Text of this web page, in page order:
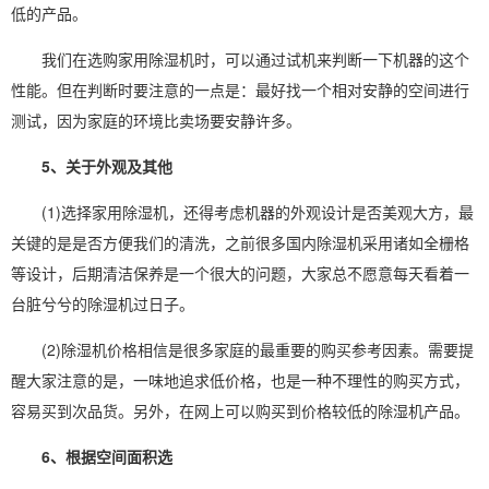
低的产品。
我们在选购家用除湿机时，可以通过试机来判断一下机器的这个
性能。但在判断时要注意的一点是：最好找一个相对安静的空间进行
测试，因为家庭的环境比卖场要安静许多。
5、关于外观及其他
(1)选择家用除湿机，还得考虑机器的外观设计是否美观大方，最
关键的是是否方便我们的清洗，之前很多国内除湿机采用诸如全栅格
等设计，后期清洁保养是一个很大的问题，大家总不愿意每天看着一
台脏兮兮的除湿机过日子。
(2)除湿机价格相信是很多家庭的最重要的购买参考因素。需要提
醒大家注意的是，一味地追求低价格，也是一种不理性的购买方式，
容易买到次品货。另外，在网上可以购买到价格较低的除湿机产品。
6、根据空间面积选